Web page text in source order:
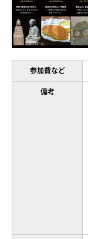
参加費など
備考